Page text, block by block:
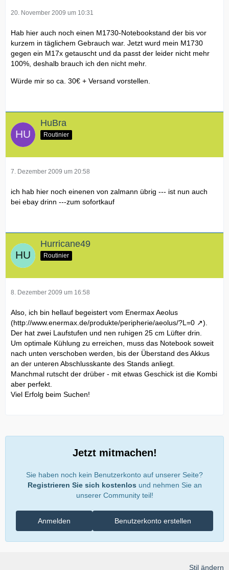
20. November 2009 um 10:31
Hab hier auch noch einen M1730-Notebookstand der bis vor
kurzem in täglichem Gebrauch war. Jetzt wurd mein M1730
gegen ein M17x getauscht und da passt der leider nicht mehr
100%, deshalb brauch ich den nicht mehr.
Würde mir so ca. 30€ + Versand vorstellen.
HuBra
Routinier
7. Dezember 2009 um 20:58
ich hab hier noch einenen von zalmann übrig --- ist nun auch
bei ebay drinn ---zum sofortkauf
Hurricane49
Routinier
8. Dezember 2009 um 16:58
Also, ich bin hellauf begeistert vom Enermax Aeolus
(http://www.enermax.de/produkte/peripherie/aeolus/?L=0
).
Der hat zwei Laufstufen und nen ruhigen 25 cm Lüfter drin.
Um optimale Kühlung zu erreichen, muss das Notebook soweit
nach unten verschoben werden, bis der Überstand des Akkus
an der unteren Abschlusskante des Stands anliegt.
Manchmal rutscht der drüber - mit etwas Geschick ist die Kombi
aber perfekt.
Viel Erfolg beim Suchen!
Jetzt mitmachen!
Sie haben noch kein Benutzerkonto auf unserer Seite?
Registrieren Sie sich kostenlos und nehmen Sie an
unserer Community teil!
Benutzerkonto erstellen
Anmelden
Stil ändern